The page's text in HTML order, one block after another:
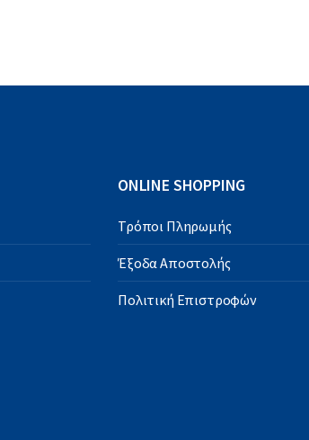
ONLINE SHOPPING
Τρόποι Πληρωμής
Έξοδα Αποστολής
Πολιτική Επιστροφών